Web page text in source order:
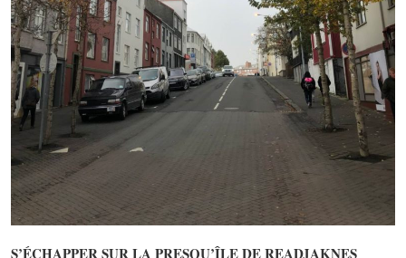
S’ÉCHAPPER SUR LA PRESQU’ÎLE DE READJAKNES